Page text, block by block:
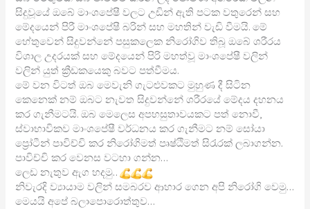
සිදුවූයේ ඔබේ මාංශපේෂී වලට උඩින් ඇති පටක වතුරෙන් සහ
මේදයෙන් පිරී මාංශපේෂී බරින් සහ මහතින් වැඩි වීමයි. මේ
හේතුවෙන් සිදුවන්නේ පසුකලෙක නිරෝගිව තිබූ ඔබේ ශරීරය
විශාල උදරයක් සහ මේදයෙන් පිරි මහත්වූ මාංශපේෂී වලින්
වලින් යුත් ක්රීඩකයෙකු බවට පත්වීමය.
මේ වන විටත් ඔබ මෙවැනි ගැටළුවකට මුහුණ දී සිටින
කෙනෙක් නම් ඔබට නැවත සිදුවන්නේ ශරීරයේ මේදය දහනය
කර ගැනීමටයි. ඔබ මෙලෙස අපහසුතාවයකට පත් නොවී,
ස්වාභාවිකව මාංශපේෂී වර්ධනය කර ගැනීමට නම් සෝයා
ප්රෝටීන් පාවිච්චි කර නිරෝගිමත් පෘෂ්ඨිමත් සිරැරක් ලබාගන්න.
පාවිච්චි කර වෙනස වටහා ගන්න…
ලෙඩ නැතුව ඇග හදමු..
නිවැරදි ව්යායාම වලින් සමබරව ආහාර ගෙන අපි නිරෝගි වෙමු…
මෙයයි අපේ බලාපොරොත්තුව…